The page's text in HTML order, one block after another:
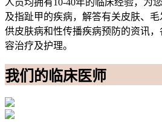
及指趾甲的疾病，解答有关皮肤、
供皮肤病和性传播疾病预防的资讯
容治疗及护理。
我们的临床医师